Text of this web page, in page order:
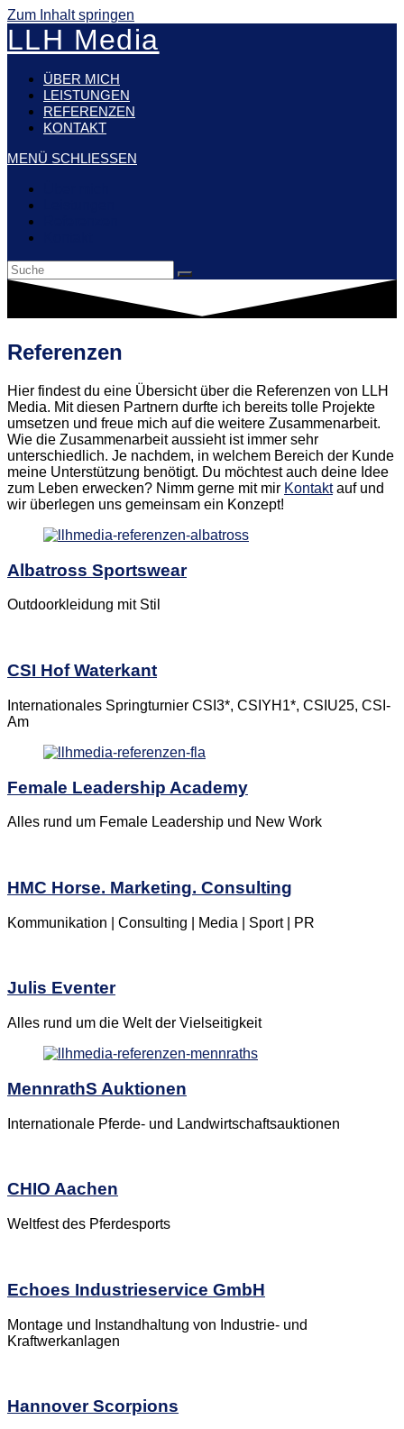
Zum Inhalt springen
LLH Media
ÜBER MICH
LEISTUNGEN
REFERENZEN
KONTAKT
MENÜ SCHLIESSEN
Referenzen
Hier findest du eine Übersicht über die Referenzen von LLH
Media. Mit diesen Partnern durfte ich bereits tolle Projekte
umsetzen und freue mich auf die weitere Zusammenarbeit.
Wie die Zusammenarbeit aussieht ist immer sehr
unterschiedlich. Je nachdem, in welchem Bereich der Kunde
meine Unterstützung benötigt. Du möchtest auch deine Idee
zum Leben erwecken? Nimm gerne mit mir Kontaktauf und
wir überlegen uns gemeinsam ein Konzept!
Albatross Sportswear
Outdoorkleidung mit Stil
CSI Hof Waterkant
Internationales Springturnier CSI3*, CSIYH1*, CSIU25, CSI-
Am
Female Leadership Academy
Alles rund um Female Leadership und New Work
HMC Horse. Marketing. Consulting
Kommunikation | Consulting | Media | Sport | PR
Julis Eventer
Alles rund um die Welt der Vielseitigkeit
MennrathS Auktionen
Internationale Pferde- und Landwirtschaftsauktionen
CHIO Aachen
Weltfest des Pferdesports
Echoes Industrieservice GmbH
Montage und Instandhaltung von Industrie- und
Kraftwerkanlagen
Hannover Scorpions